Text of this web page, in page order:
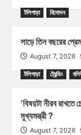
টলিপাড়া বিনোদন
সাড়ে তিন বছরের
August 7, 2026
টলিপাড়া ট্রেন্ডিং
‘বিষয়টা নীরব
মুখ্যমন্ত্রী ?
August 7, 2026